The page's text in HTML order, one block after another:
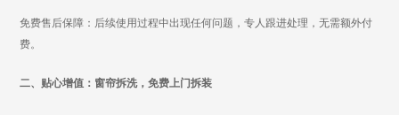
免费售后保障：后续使用过程中出现任何问题，专人跟进处理，无需额外付
费。
二、贴心增值：窗帘拆洗，免费上门拆装